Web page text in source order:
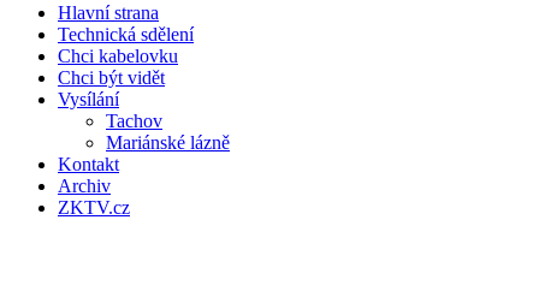
Hlavní strana
Technická sdělení
Chci kabelovku
Chci být vidět
Vysílání
Tachov
Mariánské lázně
Kontakt
Archiv
ZKTV.cz